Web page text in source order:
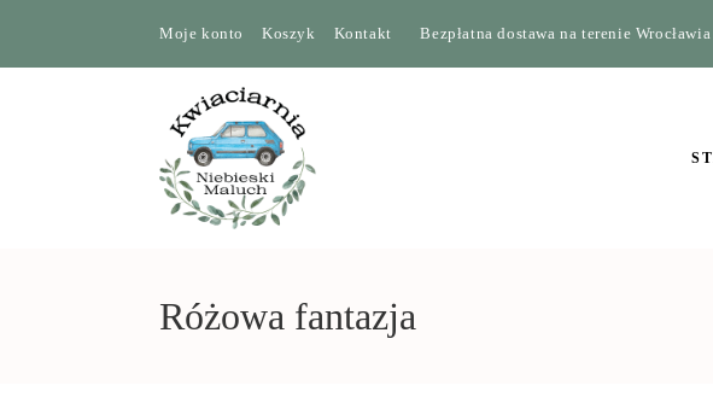
Moje konto Koszyk Kontakt Bezpłatna dostawa na terenie
Różowa fantazja